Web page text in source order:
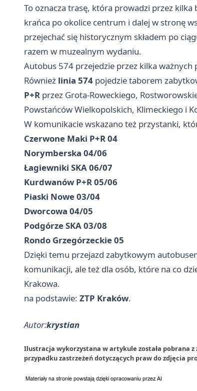
To oznacza trasę, która prowadzi przez
krańca po okolice centrum i dalej w stronę
przejechać się historycznym składem po
razem w muzealnym wydaniu.
Autobus 574 przejedzie przez kilka ważnych
Również linia 574 pojedzie taborem
P+R przez Grota-Roweckiego,
Powstańców Wielkopolskich, Klimeckiego i
W komunikacie wskazano też przystanki,
Czerwone Maki P+R 04
Norymberska 04/06
Łagiewniki SKA 06/07
Kurdwanów P+R 05/06
Piaski Nowe 03/04
Dworcowa 04/05
Podgórze SKA 03/08
Rondo Grzegórzeckie 05
Dzięki temu przejazd zabytkowym
komunikacji, ale też dla osób, które na co
Krakowa.
na podstawie: ZTP Kraków.
Autor:krystian
Ilustracja wykorzystana w artykule została pobrana z
przypadku zastrzeżeń dotyczących praw do zdjęcia